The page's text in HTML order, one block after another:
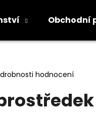
Obchodní
hodnocení